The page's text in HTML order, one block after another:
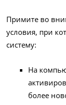
Примите во
условия, при
систему:
На
более